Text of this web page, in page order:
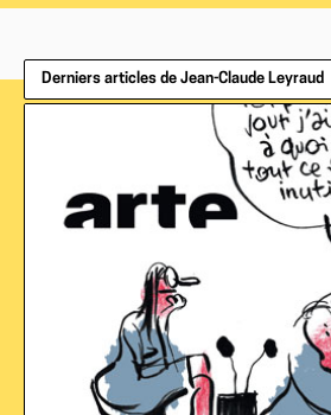
Derniers articles de Jean-Claude Leyraud